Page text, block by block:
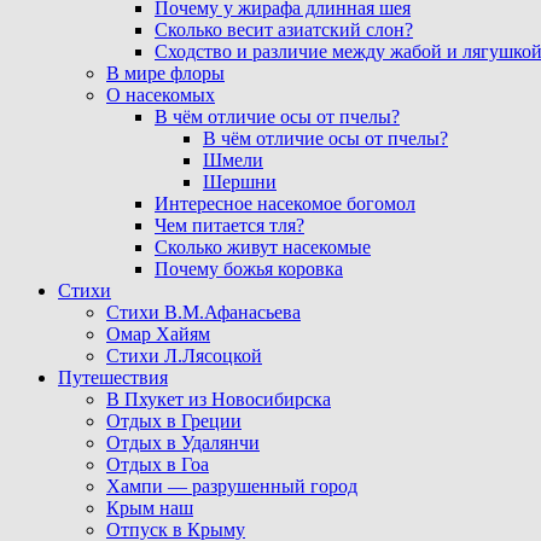
Почему у жирафа длинная шея
Сколько весит азиатский слон?
Сходство и различие между жабой и лягушкой
В мире флоры
О насекомых
В чём отличие осы от пчелы?
В чём отличие осы от пчелы?
Шмели
Шершни
Интересное насекомое богомол
Чем питается тля?
Сколько живут насекомые
Почему божья коровка
Стихи
Стихи В.М.Афанасьева
Омар Хайям
Стихи Л.Лясоцкой
Путешествия
В Пхукет из Новосибирска
Отдых в Греции
Отдых в Удалянчи
Отдых в Гоа
Хампи — разрушенный город
Крым наш
Отпуск в Крыму